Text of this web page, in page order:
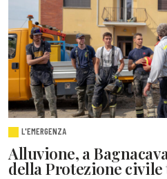
L'EMERGENZA
Alluvione, a
della Protezione